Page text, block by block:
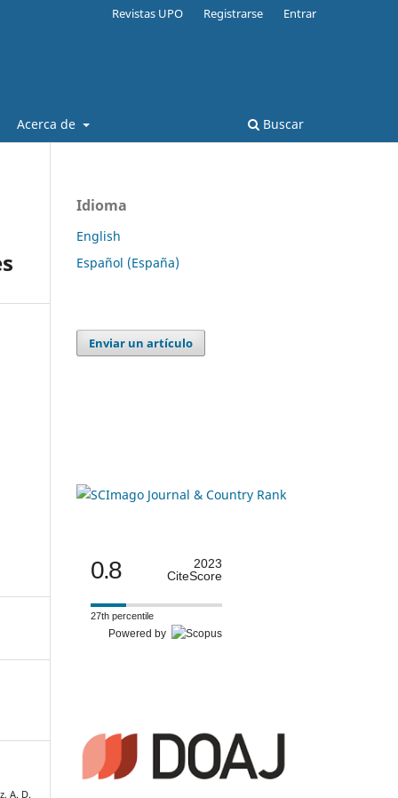
Acerca de Buscar
Revistas UPO Registrarse Entrar
A. D.
Idioma
English
Español (España)
Enviar un artículo
0.8
2023
CiteScore
27th percentile
Powered by